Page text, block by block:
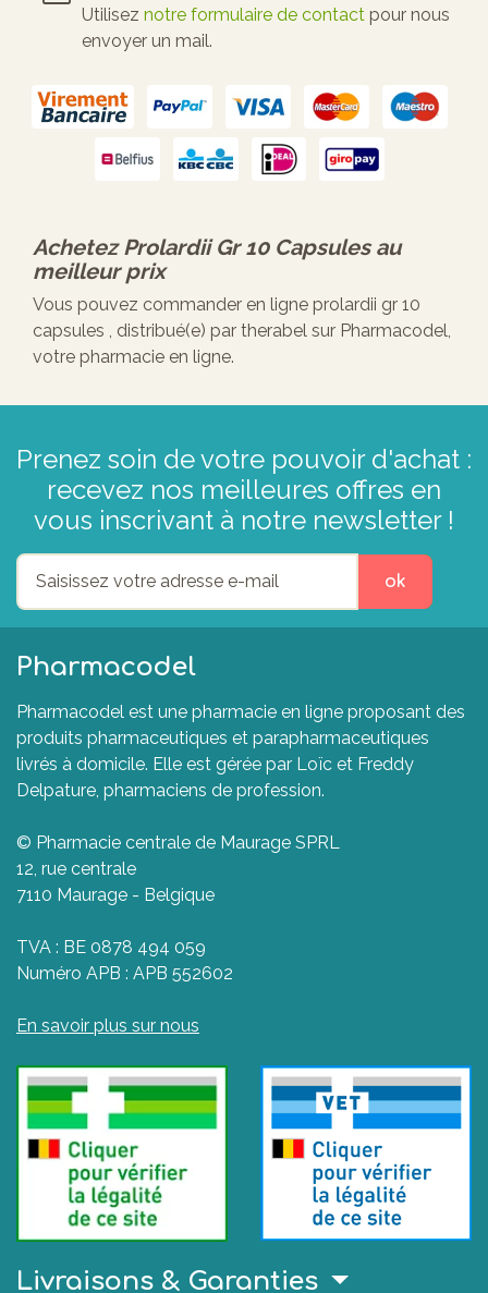
Utilisez notre formulaire de contact pour nous
envoyer un mail.
AchetezProlardii Gr 10 Capsulesau
meilleur prix
Vous pouvez commander en ligne prolardii gr 10
capsules , distribué(e) par therabel sur Pharmacodel,
votre pharmacie en ligne.
Prenez soin de votre pouvoir d'achat :
recevez nos meilleures offres en
vous inscrivant à notre newsletter !
ok
Pharmacodel
Pharmacodel est une pharmacie en ligne proposant des
produits pharmaceutiques et parapharmaceutiques
livrés à domicile. Elle est gérée par Loïc et Freddy
Delpature, pharmaciens de profession.
© Pharmacie centrale de Maurage SPRL
12, rue centrale
7110 Maurage - Belgique
TVA : BE 0878 494 059
Numéro APB : APB 552602
En savoir plus sur nous
Livraisons & Garanties